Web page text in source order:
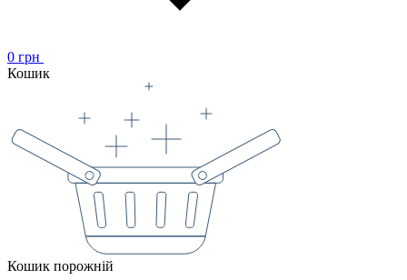
0 грн
Кошик
Кошик порожній